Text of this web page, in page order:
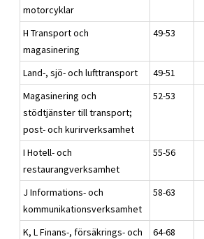
motorcyklar
H Transport och
magasinering
49-53
Land-, sjö- och lufttransport
49-51
Magasinering och
stödtjänster till transport;
post- och kurirverksamhet
52-53
I Hotell- och
restaurangverksamhet
55-56
J Informations- och
kommunikationsverksamhet
58-63
K, L Finans-, försäkrings- och
64-68